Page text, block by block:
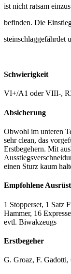
ist nicht ratsam
befinden. Die
steinschlaggefährdet
Schwierigkeit
VI+/A1 oder VIII-,
Absicherung
Obwohl im unteren
sehr clean, das
Erstbegehern. Mit
einen Sturz kaum
Empfohlene
1 Stopperset, 1 Satz
Hammer, 16
evtl. Biwakzeugs
Erstbegeher
G. Groaz, F.